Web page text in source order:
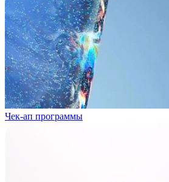
Чек-ап программы